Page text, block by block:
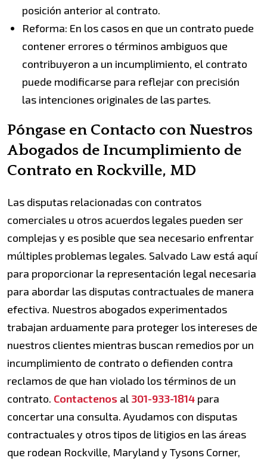
posición anterior al contrato.
Reforma: En los casos en que un contrato puede
contener errores o términos ambiguos que
contribuyeron a un incumplimiento, el contrato
puede modificarse para reflejar con precisión
las intenciones originales de las partes.
Póngase en Contacto con Nuestros
Abogados de Incumplimiento de
Contrato en Rockville, MD
Las disputas relacionadas con contratos
comerciales u otros acuerdos legales pueden ser
complejas y es posible que sea necesario enfrentar
múltiples problemas legales. Salvado Law está aquí
para proporcionar la representación legal necesaria
para abordar las disputas contractuales de manera
efectiva. Nuestros abogados experimentados
trabajan arduamente para proteger los intereses de
nuestros clientes mientras buscan remedios por un
incumplimiento de contrato o defienden contra
reclamos de que han violado los términos de un
contrato. Contactenos al 301-933-1814 para
concertar una consulta. Ayudamos con disputas
contractuales y otros tipos de litigios en las áreas
que rodean Rockville, Maryland y Tysons Corner,